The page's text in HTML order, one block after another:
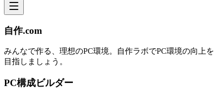
自作.com
みんなで作る、理想のPC環境。 自作ラボでPC環境の向上を
目指しましょう。
PC構成ビルダー